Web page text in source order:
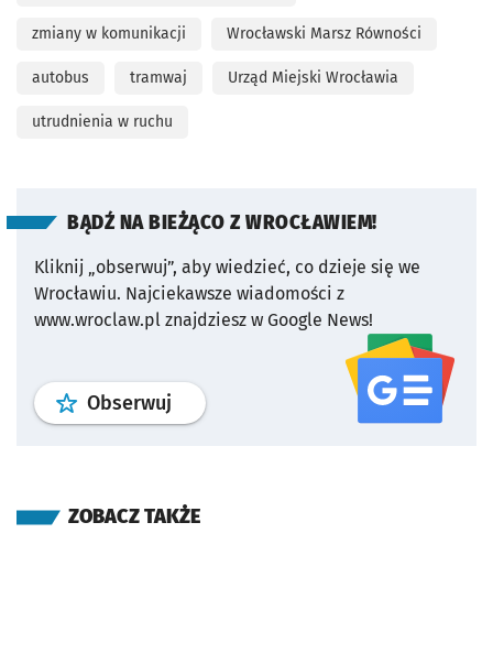
zmiany w komunikacji Wrocławski Marsz Równości
autobus tramwaj Urząd Miejski Wrocławia
utrudnienia w ruchu
BĄDŹ NA BIEŻĄCO Z WROCŁAWIEM!
Kliknij „obserwuj”, aby wiedzieć, co dzieje się we
Wrocławiu. Najciekawsze wiadomości z
www.wroclaw.pl znajdziesz w Google News!
Obserwuj profil serwisu
ZOBACZ TAKŻE